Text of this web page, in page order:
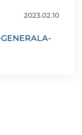
2023.02.10